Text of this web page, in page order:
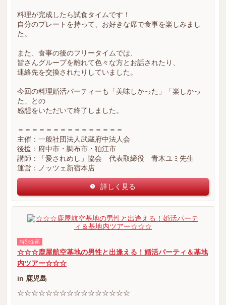
料理が完成したら試食タイムです！
自分のプレートを持って、お好きな席で食事を楽しみまし
た。
また、食事の後のフリータイムでは、
皆さんグループを離れて色々な方とお話されたり、
連絡先を交換されたりしていました。
今回の料理婚活パーティーも「美味しかった」「楽しかっ
た」との
感想をいただいて終了しました。
＝＝＝＝＝＝＝＝＝＝＝＝＝＝＝
主催：一般社団法人武蔵府中法人会
後援：府中市・調布市・狛江市
講師：「愛されめし」協会 代表取締役 青木ユミ先生
運営：ノッツェ新宿本店
詳しく見る
特別企画
☆☆☆鹿屋航空基地の男性と出逢える！婚活パーティ＆基地
内ツアー☆☆☆
in 鹿児島
☆☆☆☆☆☆☆☆☆☆☆☆☆☆☆☆